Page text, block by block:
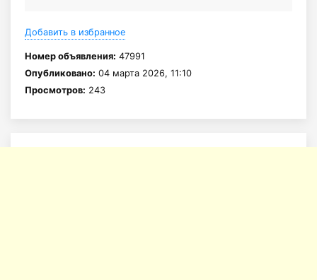
Добавить в избранное
Номер объявления: 47991
Опубликовано: 04 марта 2026, 11:10
Просмотров: 243